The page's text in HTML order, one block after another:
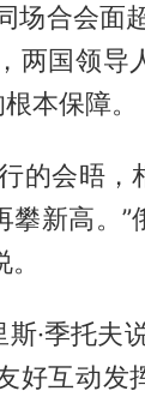
场合会面
两国领导
本保障。
的会晤，
新高。”
·季托夫
好互动发